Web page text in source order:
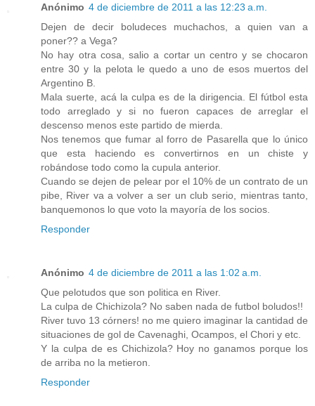
Anónimo 4 de diciembre de 2011 a las 12:23 a.m.
Dejen de decir boludeces muchachos, a quien van a
poner?? a Vega?
No hay otra cosa, salio a cortar un centro y se chocaron
entre 30 y la pelota le quedo a uno de esos muertos del
Argentino B.
Mala suerte, acá la culpa es de la dirigencia. El fútbol esta
todo arreglado y si no fueron capaces de arreglar el
descenso menos este partido de mierda.
Nos tenemos que fumar al forro de Pasarella que lo único
que esta haciendo es convertirnos en un chiste y
robándose todo como la cupula anterior.
Cuando se dejen de pelear por el 10% de un contrato de un
pibe, River va a volver a ser un club serio, mientras tanto,
banquemonos lo que voto la mayoría de los socios.
Responder
Anónimo 4 de diciembre de 2011 a las 1:02 a.m.
Que pelotudos que son politica en River.
La culpa de Chichizola? No saben nada de futbol boludos!!
River tuvo 13 córners! no me quiero imaginar la cantidad de
situaciones de gol de Cavenaghi, Ocampos, el Chori y etc.
Y la culpa de es Chichizola? Hoy no ganamos porque los
de arriba no la metieron.
Responder